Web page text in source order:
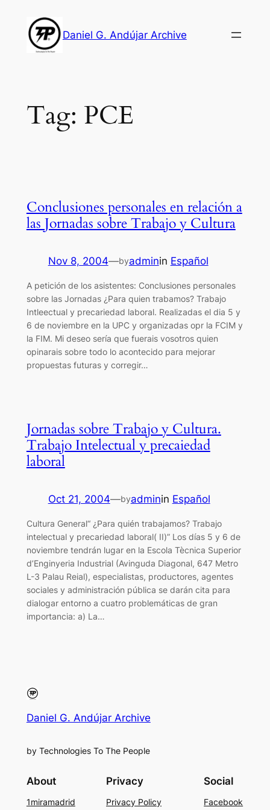
content
Daniel G. Andújar Archive
Tag: PCE
Conclusiones personales en relación a
las Jornadas sobre Trabajo y Cultura
Nov 8, 2004—byadminin Español
A petición de los asistentes: Conclusiones personales
sobre las Jornadas ¿Para quien trabamos? Trabajo
Intleectual y precariedad laboral. Realizadas el dia 5 y
6 de noviembre en la UPC y organizadas opr la FCIM y
la FIM. Mi deseo sería que fuerais vosotros quien
opinarais sobre todo lo acontecido para mejorar
propuestas futuras y corregir…
Jornadas sobre Trabajo y Cultura.
Trabajo Intelectual y precaiedad
laboral
Oct 21, 2004—byadminin Español
Cultura General“ ¿Para quién trabajamos? Trabajo
intelectual y precariedad laboral( II)” Los días 5 y 6 de
noviembre tendrán lugar en la Escola Tècnica Superior
d’Enginyeria Industrial (Avinguda Diagonal, 647 Metro
L-3 Palau Reial), especialistas, productores, agentes
sociales y administración pública se darán cita para
dialogar entorno a cuatro problemáticas de gran
importancia: a) La…
Daniel G. Andújar Archive
by Technologies To The People
About
1miramadrid
Privacy
Privacy Policy
Social
Facebook